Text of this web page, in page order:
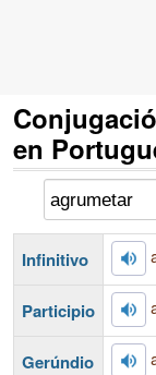
en
Infinitivo
Participio
Gerúndio